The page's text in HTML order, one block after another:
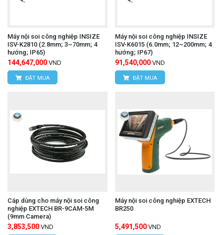
Máy nội soi công nghiệp INSIZE
ISV-K2810 (2.8mm; 3~70mm; 4
hướng; IP65)
144,647,000 VND
ĐẶT MUA
Máy nội soi công nghiệp INSIZE
ISV-K6015 (6.0mm; 12~200mm; 4
hướng; IP67)
91,540,000 VND
ĐẶT MUA
Cáp dùng cho máy nội soi công
nghiệp EXTECH BR-9CAM-5M
(9mm Camera)
3,853,500 VND
Máy nội soi công nghiệp EXTECH
BR250
5,491,500 VND